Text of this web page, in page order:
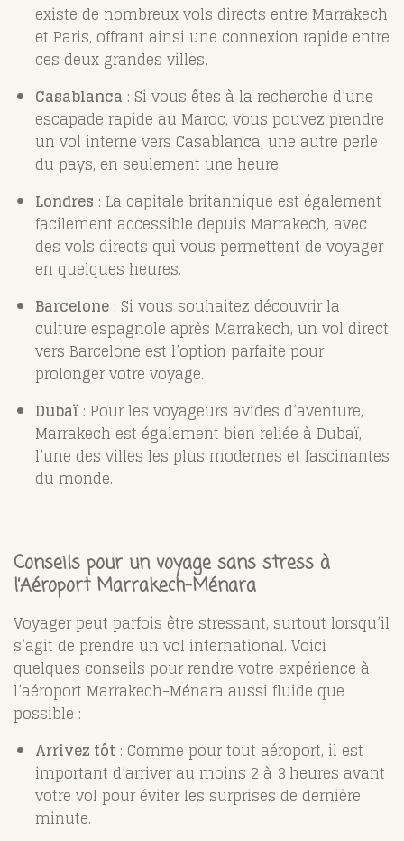
existe de nombreux vols directs entre Marrakech
et Paris, offrant ainsi une connexion rapide entre
ces deux grandes villes.
Casablanca : Si vous êtes à la recherche d’une
escapade rapide au Maroc, vous pouvez prendre
un vol interne vers Casablanca, une autre perle
du pays, en seulement une heure.
Londres : La capitale britannique est également
facilement accessible depuis Marrakech, avec
des vols directs qui vous permettent de voyager
en quelques heures.
Barcelone : Si vous souhaitez découvrir la
culture espagnole après Marrakech, un vol direct
vers Barcelone est l’option parfaite pour
prolonger votre voyage.
Dubaï : Pour les voyageurs avides d’aventure,
Marrakech est également bien reliée à Dubaï,
l’une des villes les plus modernes et fascinantes
du monde.
Conseils pour un voyage sans stress à
l’Aéroport Marrakech-Ménara
Voyager peut parfois être stressant, surtout lorsqu’il
s’agit de prendre un vol international. Voici
quelques conseils pour rendre votre expérience à
l’aéroport Marrakech-Ménara aussi fluide que
possible :
Arrivez tôt : Comme pour tout aéroport, il est
important d’arriver au moins 2 à 3 heures avant
votre vol pour éviter les surprises de dernière
minute.